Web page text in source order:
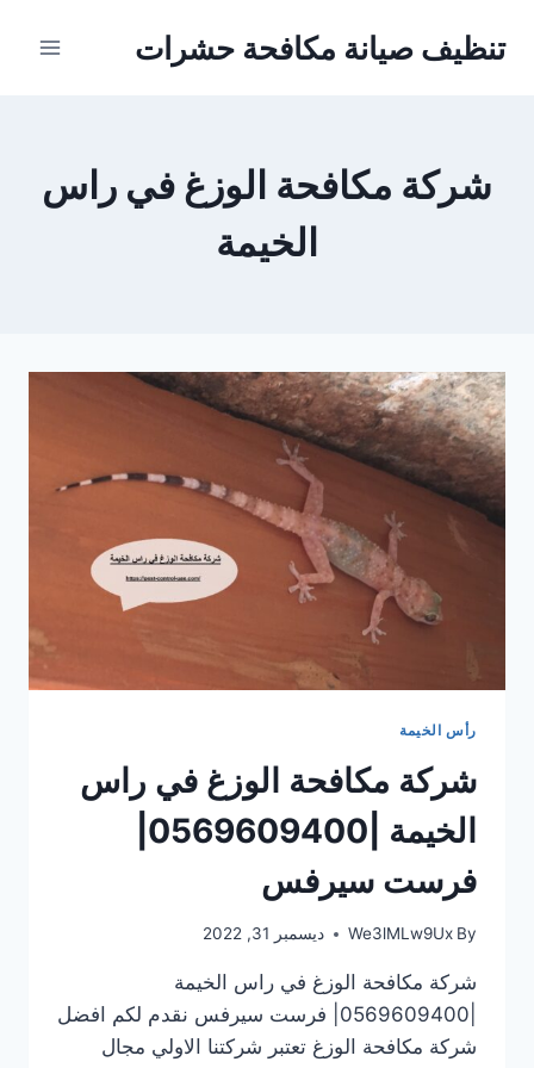
تنظيف صيانة مكافحة حشرات
شركة مكافحة الوزغ في راس
الخيمة
رأس الخيمة
شركة مكافحة الوزغ في راس
فرست سيرفس
By
We3lMLw9Ux ديسمبر 31, 2022
شركة مكافحة الوزغ في راس الخيمة
|0569609400| فرست سيرفس نقدم لكم افضل
شركة مكافحة الوزغ تعتبر شركتنا الاولي مجال